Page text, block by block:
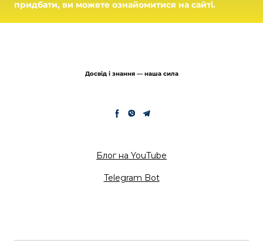
придбати, ви можете ознайомитися на сайті.
Досвід і знання — наша сила
Блог на YouTube
Telegram Bot